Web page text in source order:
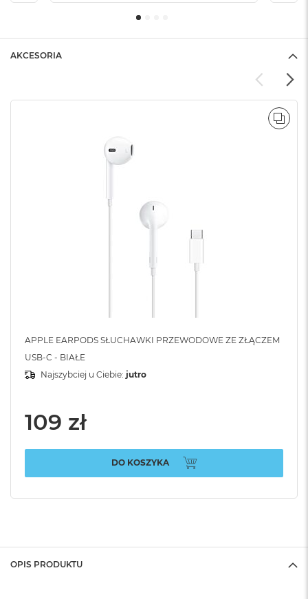
AKCESORIA
APPLE EARPODS SŁUCHAWKI PRZEWODOWE ZE ZŁĄCZEM
USB-C - BIAŁE
Najszybciej u Ciebie: jutro
109 zł
DO KOSZYKA
OPIS PRODUKTU